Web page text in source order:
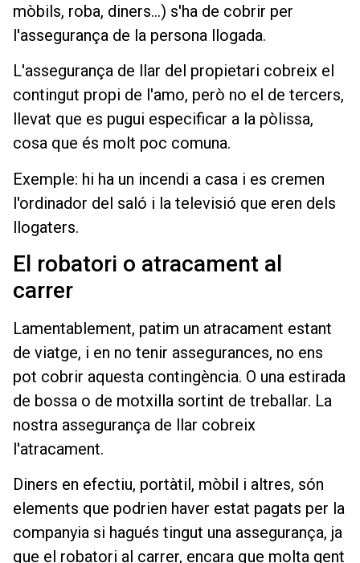
mòbils, roba, diners…) s'ha de cobrir per
l'assegurança de la persona llogada.
L'assegurança de llar del propietari cobreix el
contingut propi de l'amo, però no el de tercers,
llevat que es pugui especificar a la pòlissa,
cosa que és molt poc comuna.
Exemple: hi ha un incendi a casa i es cremen
l'ordinador del saló i la televisió que eren dels
llogaters.
El robatori o atracament al
carrer
Lamentablement, patim un atracament estant
de viatge, i en no tenir assegurances, no ens
pot cobrir aquesta contingència. O una estirada
de bossa o de motxilla sortint de treballar. La
nostra assegurança de llar cobreix
l'atracament.
Diners en efectiu, portàtil, mòbil i altres, són
elements que podrien haver estat pagats per la
companyia si hagués tingut una assegurança, ja
que el robatori al carrer, encara que molta gent